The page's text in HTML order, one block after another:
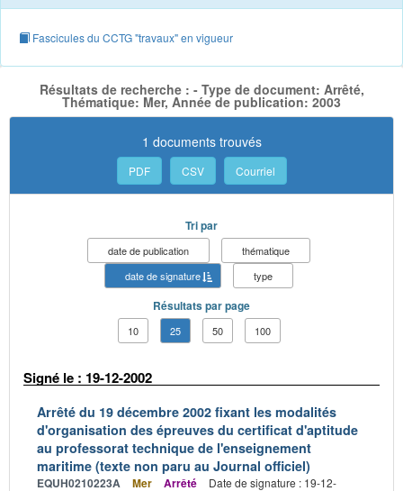
Fascicules du CCTG "travaux" en vigueur
Résultats de recherche : - Type de document: Arrêté,
Thématique: Mer, Année de publication: 2003
1 documents trouvés
PDF CSV Courriel
Tri par
date de publication
thématique
date de signature
type
Résultats par page
10 25 50 100
Signé le : 19-12-2002
Arrêté du 19 décembre 2002 fixant les modalités
d'organisation des épreuves du certificat d'aptitude
au professorat technique de l'enseignement
maritime (texte non paru au Journal officiel)
EQUH0210223A Mer Arrêté
Date de signature : 19-12-